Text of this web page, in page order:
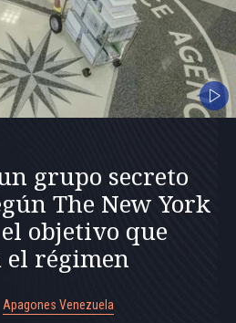
grupo secreto
The New York
objetivo que
régimen
Apagones Venezuela